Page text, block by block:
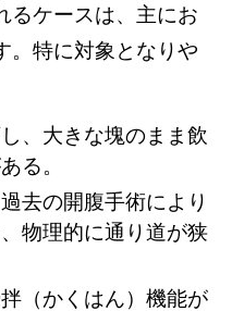
るケースは、主にお
。特に対象となりや
、大きな塊のまま飲
る。
過去の開腹手術により
物理的に通り道が狭
（かくはん）機能が